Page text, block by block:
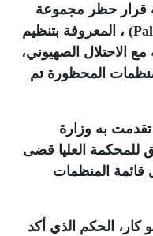
قرار حظر مجموعة
، المعروفة بتنظيم
الاحتلال الصهيوني،
المحظورة تم
به وزارة
للمحكمة العليا قضى
قائمة المنظمات
كار، الحكم الذي أكد